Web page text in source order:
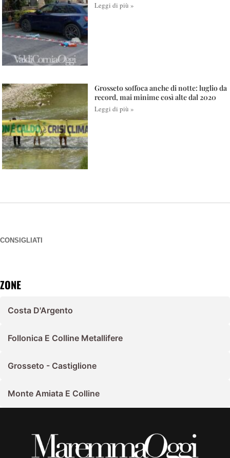
Leggi di più »
Grosseto soffoca anche di notte: luglio da
record, mai minime così alte dal 2020
Leggi di più »
CONSIGLIATI
ZONE
Costa D'Argento
Follonica E Colline Metallifere
Grosseto - Castiglione
Monte Amiata E Colline